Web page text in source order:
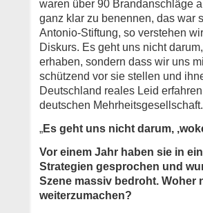
waren über 90 Brandanschläge
ganz klar zu benennen, das war
Antonio-Stiftung, so verstehen
Diskurs. Es geht uns nicht
erhaben, sondern dass wir uns
schützend vor sie stellen und
Deutschland reales Leid
deutschen Mehrheitsgesellschaft.
„Es geht uns nicht darum,
Vor einem Jahr haben sie in
Strategien gesprochen und
Szene massiv bedroht. Woher
weiterzumachen?